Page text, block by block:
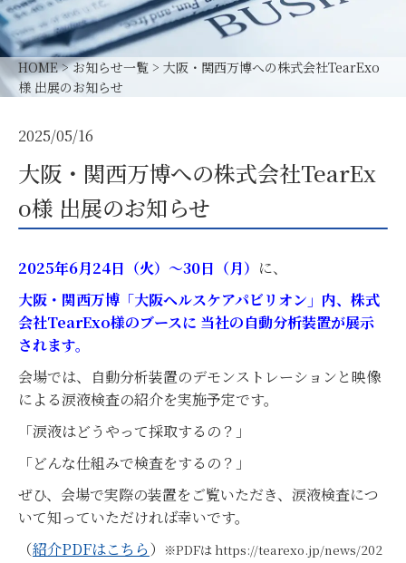
HOME>お知らせ一覧 > 大阪・関西万博への株式会社TearExo
様 出展のお知らせ
2025/05/16
大阪・関西万博への株式会社TearEx
o様 出展のお知らせ
2025年6月24日（火）～30日（月） に、
大阪・関西万博「大阪ヘルスケアパビリオン」内、株式
会社TearExo様のブースに 当社の自動分析装置が展示
されます。
会場では、自動分析装置のデモンストレーションと映像
による涙液検査の紹介を実施予定です。
「涙液はどうやって採取するの？」
「どんな仕組みで検査をするの？」
ぜひ、会場で実際の装置をご覧いただき、涙液検査につ
いて知っていただければ幸いです。
（紹介PDFはこちら）
※PDFは https://tearexo.jp/news/202